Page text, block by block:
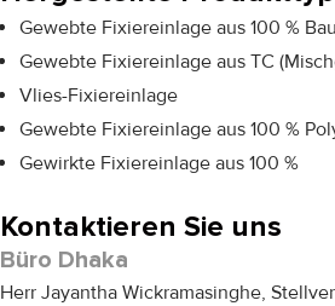
Gewebte Fixiereinlage aus 100 %
Gewebte Fixiereinlage aus TC
Vlies-Fixiereinlage
Gewebte Fixiereinlage aus 100 %
Gewirkte Fixiereinlage aus 100 %
Kontaktieren Sie uns
Büro Dhaka
Herr Jayantha Wickramasinghe,